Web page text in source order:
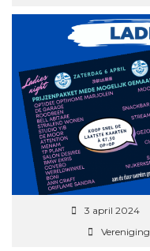
3 april 2024